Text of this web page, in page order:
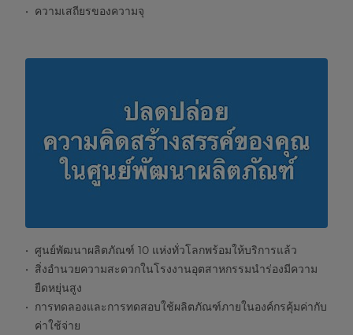
ความเสถียรของความจุ
ศูนย์พัฒนาผลิตภัณฑ์ 10 แห่งทั่วโลกพร้อมให้บริการแล้ว
สิ่งอำนวยความสะดวกในโรงงานอุตสาหกรรมนำร่องมีความ
ยืดหยุ่นสูง
การทดลองและการทดสอบใช้ผลิตภัณฑ์ภายในองค์กรคุ้มค่ากับ
ค่าใช้จ่าย